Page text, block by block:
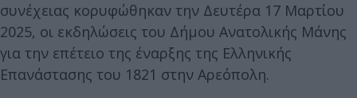
συνέχειας κορυφώθηκαν την Δευτέρα 17 Μαρτίου
2025, οι εκδηλώσεις του Δήμου Ανατολικής Μάνης
για την επέτειο της έναρξης της Ελληνικής
Επανάστασης του 1821 στην Αρεόπολη.